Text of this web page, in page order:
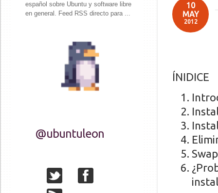
10
MAY
2012
ÍNIDICE
español sobre Ubuntu y software libre
en general. Feed RSS directo para ...
@ubuntuleon